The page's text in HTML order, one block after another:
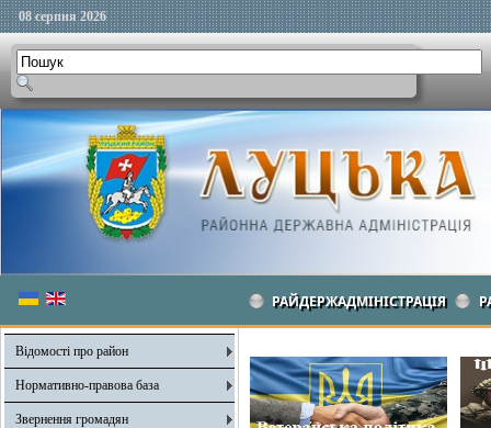
08 серпня 2026
РАЙДЕРЖАДМІНІСТРАЦІЯ
Відомості про район
Нормативно-правова база
Звернення громадян